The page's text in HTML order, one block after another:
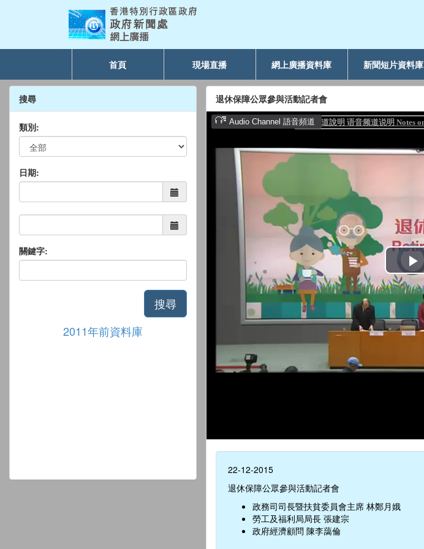
首頁 現場直播 網上廣播資料庫 新聞短片資料庫
搜尋
類別:
日期:
關鍵字:
搜尋
2011年前資料庫
退休保障公眾參與活動記者會
22-12-2015
退休保障公眾參與活動記者會
政務司司長暨扶貧委員會主席 林鄭月娥
勞工及福利局局長 張建宗
政府經濟顧問 陳李藹倫